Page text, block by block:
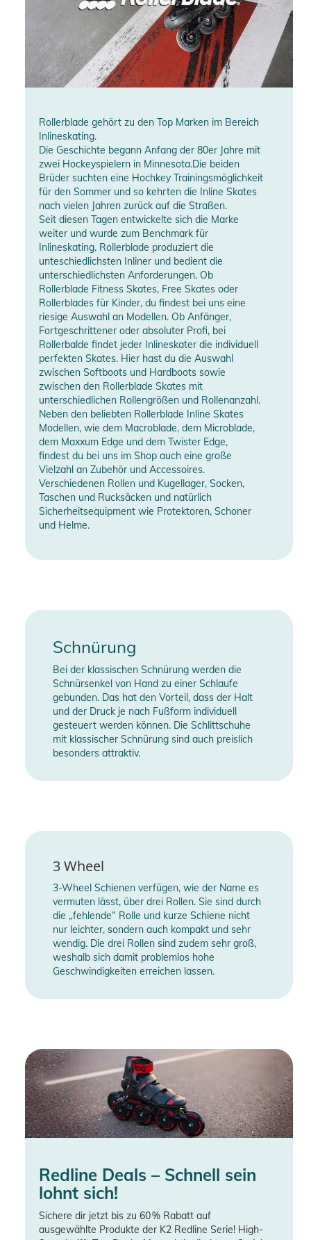
Rollerblade gehört zu den Top Marken im Bereich
Inlineskating.
Die Geschichte begann Anfang der 80er Jahre mit
zwei Hockeyspielern in Minnesota.Die beiden
Brüder suchten eine Hochkey Trainingsmöglichkeit
für den Sommer und so kehrten die Inline Skates
nach vielen Jahren zurück auf die Straßen.
Seit diesen Tagen entwickelte sich die Marke
weiter und wurde zum Benchmark für
Inlineskating. Rollerblade produziert die
unteschiedlichsten Inliner und bedient die
unterschiedlichsten Anforderungen. Ob
Rollerblade Fitness Skates, Free Skates oder
Rollerblades für Kinder, du findest bei uns eine
riesige Auswahl an Modellen. Ob Anfänger,
Fortgeschrittener oder absoluter Profi, bei
Rollerbalde findet jeder Inlineskater die individuell
perfekten Skates. Hier hast du die Auswahl
zwischen Softboots und Hardboots sowie
zwischen den Rollerblade Skates mit
unterschiedlichen Rollengrößen und Rollenanzahl.
Neben den beliebten Rollerblade Inline Skates
Modellen, wie dem Macroblade, dem Microblade,
dem Maxxum Edge und dem Twister Edge,
findest du bei uns im Shop auch eine große
Vielzahl an Zubehör und Accessoires.
Verschiedenen Rollen und Kugellager, Socken,
Taschen und Rucksäcken und natürlich
Sicherheitsequipment wie Protektoren, Schoner
und Helme.
Schnürung
Bei der klassischen Schnürung werden die
Schnürsenkel von Hand zu einer Schlaufe
gebunden. Das hat den Vorteil, dass der Halt
und der Druck je nach Fußform individuell
gesteuert werden können. Die Schlittschuhe
mit klassischer Schnürung sind auch preislich
besonders attraktiv.
3 Wheel
3-Wheel Schienen verfügen, wie der Name es
vermuten lässt, über drei Rollen. Sie sind durch
die „fehlende“ Rolle und kurze Schiene nicht
nur leichter, sondern auch kompakt und sehr
wendig. Die drei Rollen sind zudem sehr groß,
weshalb sich damit problemlos hohe
Geschwindigkeiten erreichen lassen.
Redline Deals – Schnell sein
lohnt sich!
Sichere dir jetzt bis zu 60 % Rabatt auf
ausgewählte Produkte der K2 Redline Serie! High-